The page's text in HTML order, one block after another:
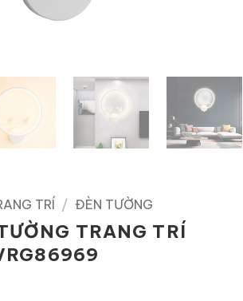
TRÍ / ĐÈN TƯỜNG
TRANG TRÍ